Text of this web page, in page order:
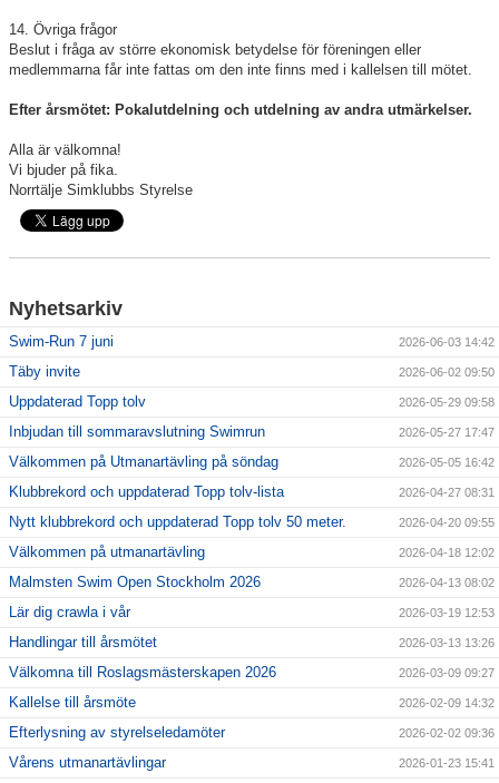
14. Övriga frågor
Beslut i fråga av större ekonomisk betydelse för föreningen eller
medlemmarna får inte fattas om den inte finns med i kallelsen till mötet.
Efter årsmötet: Pokalutdelning och utdelning av andra utmärkelser.
Alla är välkomna!
Vi bjuder på fika.
Norrtälje Simklubbs Styrelse
Nyhetsarkiv
Swim-Run 7 juni 2026-06-03 14:42
Täby invite 2026-06-02 09:50
Uppdaterad Topp tolv 2026-05-29 09:58
Inbjudan till sommaravslutning Swimrun 2026-05-27 17:47
Välkommen på Utmanartävling på söndag 2026-05-05 16:42
Klubbrekord och uppdaterad Topp tolv-lista 2026-04-27 08:31
Nytt klubbrekord och uppdaterad Topp tolv 50 meter. 2026-04-20 09:55
Välkommen på utmanartävling 2026-04-18 12:02
Malmsten Swim Open Stockholm 2026 2026-04-13 08:02
Lär dig crawla i vår 2026-03-19 12:53
Handlingar till årsmötet 2026-03-13 13:26
Välkomna till Roslagsmästerskapen 2026 2026-03-09 09:27
Kallelse till årsmöte 2026-02-09 14:32
Efterlysning av styrelseledamöter 2026-02-02 09:36
Vårens utmanartävlingar 2026-01-23 15:41